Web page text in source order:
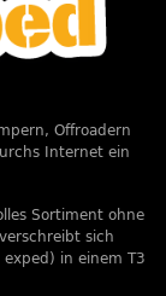
Offroadern
Internet ein
Sortiment ohne
sich
exped) in einem T3